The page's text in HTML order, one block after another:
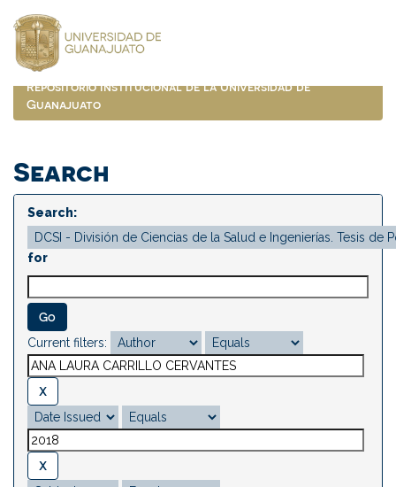
navigation
Repositorio Institucional de la Universidad de
Guanajuato
Search
Search:
for
Current filters: